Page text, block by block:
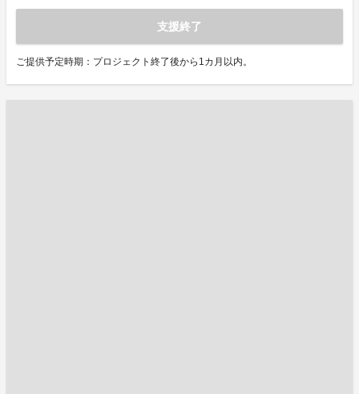
支援終了
ご提供予定時期：プロジェクト終了後から1カ月以内。